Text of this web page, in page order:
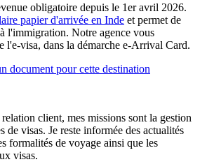
obligatoire depuis le 1er avril 2026.
papier d'arrivée en Inde et permet de
l'immigration. Notre agence vous
l'e-visa, dans la démarche e-Arrival Card.
document pour cette destination
client, mes missions sont la gestion
de visas. Je reste informée des actualités
formalités de voyage ainsi que les
visas.